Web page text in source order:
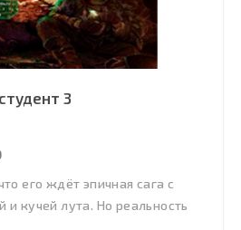
3
его ждёт эпичная сага с
и кучей лута. Но реальность